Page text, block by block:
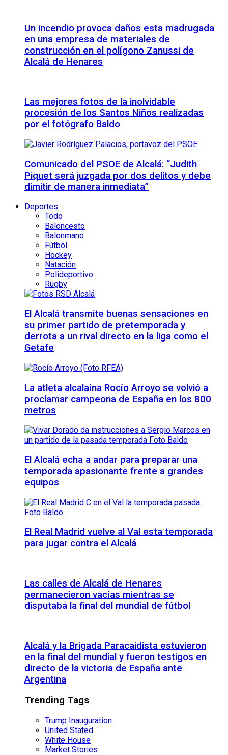
Un incendio provoca daños esta madrugada
en una empresa de materiales de
construcción en el polígono Zanussi de
Alcalá de Henares
Las mejores fotos de la inolvidable
procesión de los Santos Niños realizadas
por el fotógrafo Baldo
Comunicado del PSOE de Alcalá: “Judith
Piquet será juzgada por dos delitos y debe
dimitir de manera inmediata”
Deportes
Todo
Baloncesto
Balonmano
Fútbol
Hockey
Natación
Polideportivo
Rugby
El Alcalá transmite buenas sensaciones en
su primer partido de pretemporada y
derrota a un rival directo en la liga como el
Getafe
La atleta alcalaína Rocío Arroyo se volvió a
proclamar campeona de España en los 800
metros
El Alcalá echa a andar para preparar una
temporada apasionante frente a grandes
equipos
El Real Madrid vuelve al Val esta temporada
para jugar contra el Alcalá
Las calles de Alcalá de Henares
permanecieron vacías mientras se
disputaba la final del mundial de fútbol
Alcalá y la Brigada Paracaidista estuvieron
en la final del mundial y fueron testigos en
directo de la victoria de España ante
Argentina
Trending Tags
Trump Inauguration
United Stated
White House
Market Stories